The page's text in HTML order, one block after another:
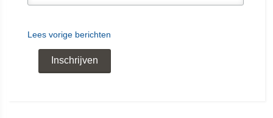
Lees vorige berichten